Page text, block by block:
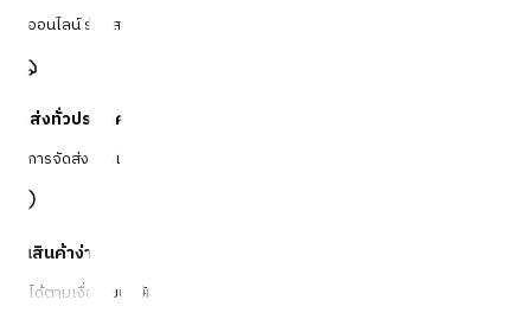
สั่งออนไลน์ รับที่สาขา
จัดส่งทั่วประเทศ
บริการจัดส่งรวดเร็ว
คืนสินค้าง่าย
คืนได้ตามเงื่อนไขบริษัท